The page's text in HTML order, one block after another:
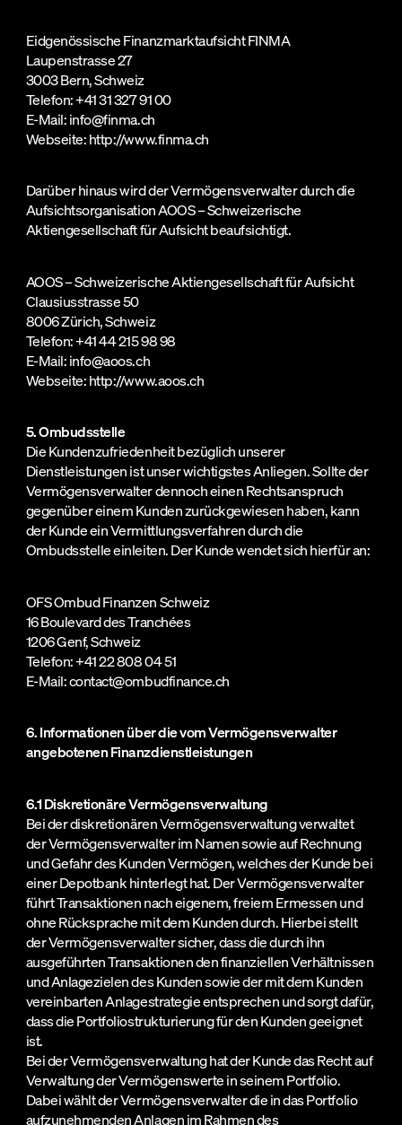
Eidgenössische Finanzmarktaufsicht FINMA
Laupenstrasse 27
3003 Bern, Schweiz
Telefon: +41 31 327 91 00
E-Mail: info@finma.ch
Webseite: http://www.finma.ch
Darüber hinaus wird der Vermögensverwalter durch die
Aufsichtsorganisation AOOS – Schweizerische
Aktiengesellschaft für Aufsicht beaufsichtigt.
AOOS – Schweizerische Aktiengesellschaft für Aufsicht
Clausiusstrasse 50
8006 Zürich, Schweiz
Telefon: +41 44 215 98 98
E-Mail: info@aoos.ch
Webseite: http://www.aoos.ch
5. Ombudsstelle
Die Kundenzufriedenheit bezüglich unserer
Dienstleistungen ist unser wichtigstes Anliegen. Sollte der
Vermögensverwalter dennoch einen Rechtsanspruch
gegenüber einem Kunden zurückgewiesen haben, kann
der Kunde ein Vermittlungsverfahren durch die
Ombudsstelle einleiten. Der Kunde wendet sich hierfür an:
OFS Ombud Finanzen Schweiz
16 Boulevard des Tranchées
1206 Genf, Schweiz
Telefon: +41 22 808 04 51
E-Mail: contact@ombudfinance.ch
6. Informationen über die vom Vermögensverwalter
angebotenen Finanzdienstleistungen
6.1 Diskretionäre Vermögensverwaltung
Bei der diskretionären Vermögensverwaltung verwaltet
der Vermögensverwalter im Namen sowie auf Rechnung
und Gefahr des Kunden Vermögen, welches der Kunde bei
einer Depotbank hinterlegt hat. Der Vermögensverwalter
führt Transaktionen nach eigenem, freiem Ermessen und
ohne Rücksprache mit dem Kunden durch. Hierbei stellt
der Vermögensverwalter sicher, dass die durch ihn
ausgeführten Transaktionen den finanziellen Verhältnissen
und Anlagezielen des Kunden sowie der mit dem Kunden
vereinbarten Anlagestrategie entsprechen und sorgt dafür,
dass die Portfoliostrukturierung für den Kunden geeignet
ist.
Bei der Vermögensverwaltung hat der Kunde das Recht auf
Verwaltung der Vermögenswerte in seinem Portfolio.
Dabei wählt der Vermögensverwalter die in das Portfolio
aufzunehmenden Anlagen im Rahmen des